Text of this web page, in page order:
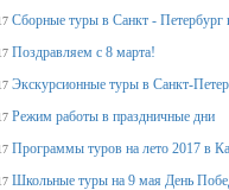
Сборные туры в Санкт - Петербург
Поздравляем с 8 марта!
Экскурсионные туры в Санкт-
Режим работы в праздничные дни
Программы туров на лето 2017 в
Школьные туры на 9 мая День